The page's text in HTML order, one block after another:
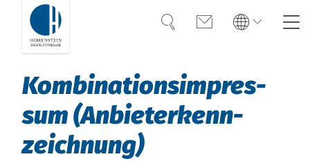
SucheKontakt
English Deutsch
Suche
Lösungen
Kom­bi­na­ti­ons­im­pres­
sum (An­bieter­kenn­
zeich­nung)